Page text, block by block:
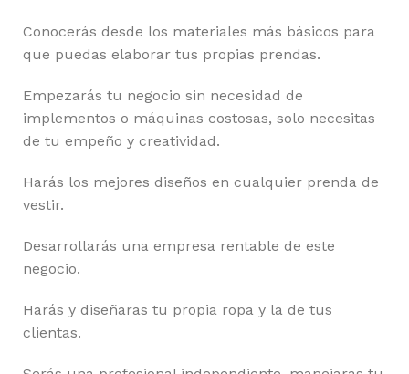
Conocerás desde los materiales más básicos para
que puedas elaborar tus propias prendas.
Empezarás tu negocio sin necesidad de
implementos o máquinas costosas, solo necesitas
de tu empeño y creatividad.
Harás los mejores diseños en cualquier prenda de
vestir.
Desarrollarás una empresa rentable de este
negocio.
Harás y diseñaras tu propia ropa y la de tus
clientas.